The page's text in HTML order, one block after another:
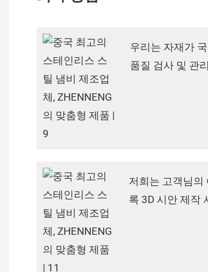
우리는 자재가
품질 검사 및 관
저희는 고객님의
록 3D 시안 제작